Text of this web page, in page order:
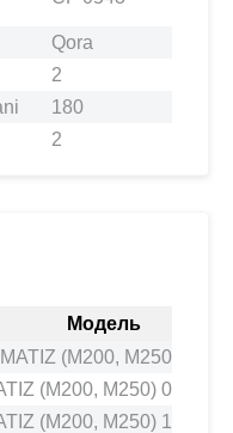
Qora
2
180
2
Модель
MATIZ (M200, M250) 1.0
(M200, M250) 0.8 LPG
(M200, M250) 1.0 LPG